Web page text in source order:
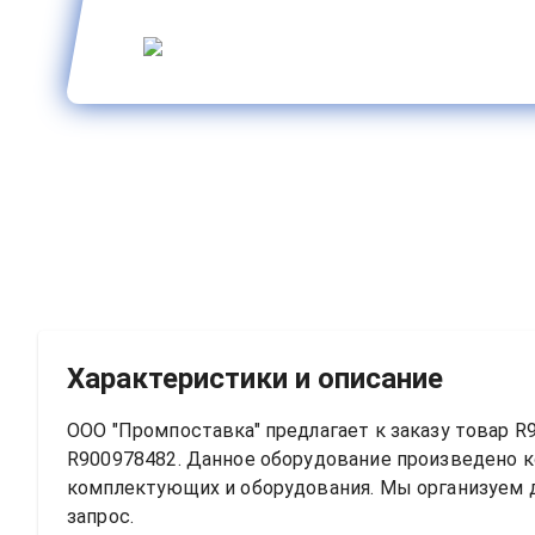
Характеристики и описание
ООО "Промпоставка" предлагает к заказу товар
R900978482. Данное оборудование произведено
комплектующих и оборудования. Мы организуем
запрос.